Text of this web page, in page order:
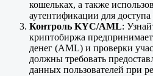
кошельках, а также
аутентификации для доступа
Контроль KYC/AML:
криптобиржа
денег (AML) и проверки
должны требовать
данных пользователей при